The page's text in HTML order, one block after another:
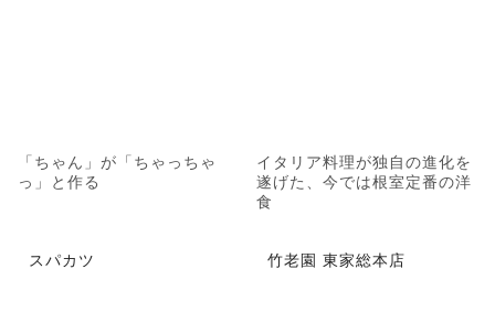
「ちゃん」が「ちゃっちゃ
っ」と作る
イタリア料理が独自の進化を
遂げた、今では根室定番の洋
食
スパカツ 竹老園 東家総本店